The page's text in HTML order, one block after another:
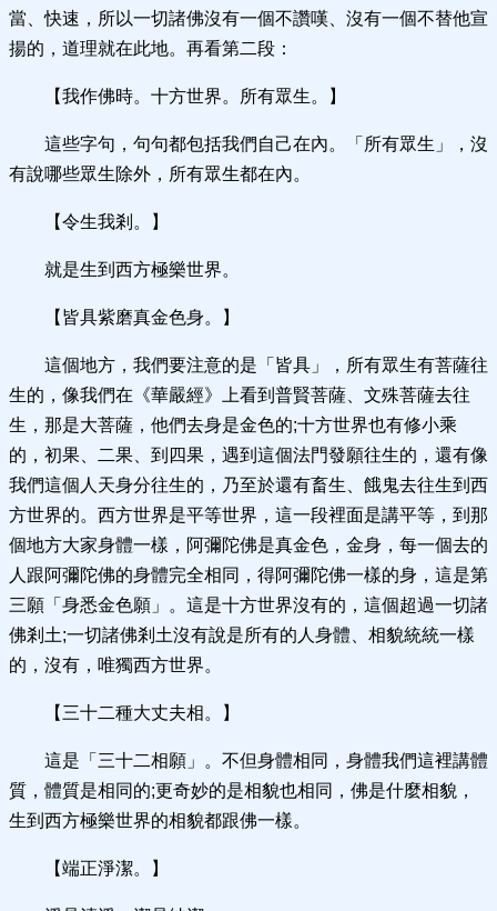
當、快速，所以一切諸佛沒有一個不讚嘆、沒有一個不替他宣
揚的，道理就在此地。再看第二段：
【我作佛時。十方世界。所有眾生。】
這些字句，句句都包括我們自己在內。「所有眾生」，沒
有說哪些眾生除外，所有眾生都在內。
【令生我剎。】
就是生到西方極樂世界。
【皆具紫磨真金色身。】
這個地方，我們要注意的是「皆具」，所有眾生有菩薩往
生的，像我們在《華嚴經》上看到普賢菩薩、文殊菩薩去往
生，那是大菩薩，他們去身是金色的;十方世界也有修小乘
的，初果、二果、到四果，遇到這個法門發願往生的，還有像
我們這個人天身分往生的，乃至於還有畜生、餓鬼去往生到西
方世界的。西方世界是平等世界，這一段裡面是講平等，到那
個地方大家身體一樣，阿彌陀佛是真金色，金身，每一個去的
人跟阿彌陀佛的身體完全相同，得阿彌陀佛一樣的身，這是第
三願「身悉金色願」。這是十方世界沒有的，這個超過一切諸
佛剎土;一切諸佛剎土沒有說是所有的人身體、相貌統統一樣
的，沒有，唯獨西方世界。
【三十二種大丈夫相。】
這是「三十二相願」。不但身體相同，身體我們這裡講體
質，體質是相同的;更奇妙的是相貌也相同，佛是什麼相貌，
生到西方極樂世界的相貌都跟佛一樣。
【端正淨潔。】